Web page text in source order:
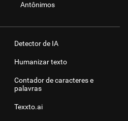
Antônimos
Detector de IA
Humanizar texto
Contador de caracteres e
palavras
Texxto.ai